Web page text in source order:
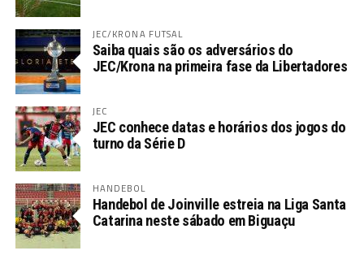
JEC/KRONA FUTSAL
Saiba quais são os adversários do
JEC/Krona na primeira fase da Libertadores
JEC
JEC conhece datas e horários dos jogos do
turno da Série D
HANDEBOL
Handebol de Joinville estreia na Liga Santa
Catarina neste sábado em Biguaçu